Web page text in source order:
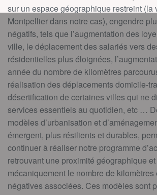
sur un espace géographique restreint (la
Montpellier dans notre cas), engendre
négatifs, tels que l’augmentation des
ville, le déplacement des salariés vers
résidentielles plus éloignées,
année du nombre de kilomètres
réalisation des déplacements domicile-
désertification de certaines villes qui ne
services essentiels au quotidien, etc …
modèles d’urbanisation et
émergent, plus résilients et durables,
continuer à réaliser notre programme
retrouvant une proximité géographique
mécaniquement le nombre de
négatives associées. Ces modèles sont